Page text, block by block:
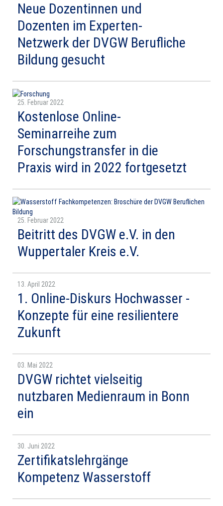
Neue Dozentinnen und
Dozenten im Experten-
Netzwerk der DVGW Berufliche
Bildung gesucht
25. Februar 2022
Kostenlose Online-
Seminarreihe zum
Forschungstransfer in die
Praxis wird in 2022 fortgesetzt
25. Februar 2022
Beitritt des DVGW e.V. in den
Wuppertaler Kreis e.V.
13. April 2022
1. Online-Diskurs Hochwasser -
Konzepte für eine resilientere
Zukunft
03. Mai 2022
DVGW richtet vielseitig
nutzbaren Medienraum in Bonn
ein
30. Juni 2022
Zertifikatslehrgänge
Kompetenz Wasserstoff